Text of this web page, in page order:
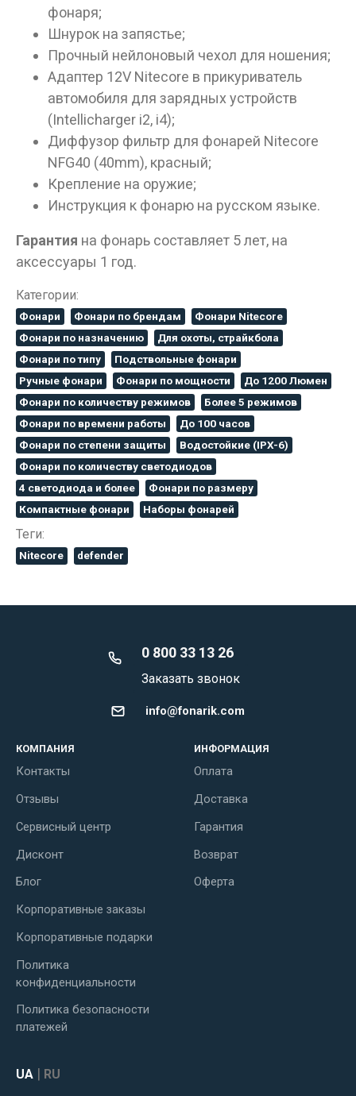
фонаря;
Шнурок на запястье;
Прочный нейлоновый чехол для ношения;
Адаптер 12V Nitecore в прикуриватель
автомобиля для зарядных устройств
(Intellicharger i2, i4);
Диффузор фильтр для фонарей Nitecore
NFG40 (40mm), красный;
Крепление на оружие;
Инструкция к фонарю на русском языке.
Гарантия на фонарь составляет 5 лет, на
аксессуары 1 год.
Категории:
Фонари Фонари по брендам
Фонари Nitecore
Фонари по назначению
Для охоты, страйкбола
Фонари по типу
Подствольные фонари
Ручные фонари
Фонари по мощности
До 1200 Люмен
Фонари по количеству режимов
Более 5 режимов
Фонари по времени работы
До 100 часов
Фонари по степени защиты
Водостойкие (IPX-6)
Фонари по количеству светодиодов
4 светодиода и более
Фонари по размеру
Компактные фонари
Наборы фонарей
Теги:
Nitecore defender
0 800 33 13 26
Заказать звонок
info@fonarik.com
КОМПАНИЯ
Контакты
Отзывы
Сервисный центр
Дисконт
Блог
Корпоративные заказы
Корпоративные подарки
Политика
конфиденциальности
Политика безопасности
платежей
ИНФОРМАЦИЯ
Оплата
Доставка
Гарантия
Возврат
Оферта
UA | RU